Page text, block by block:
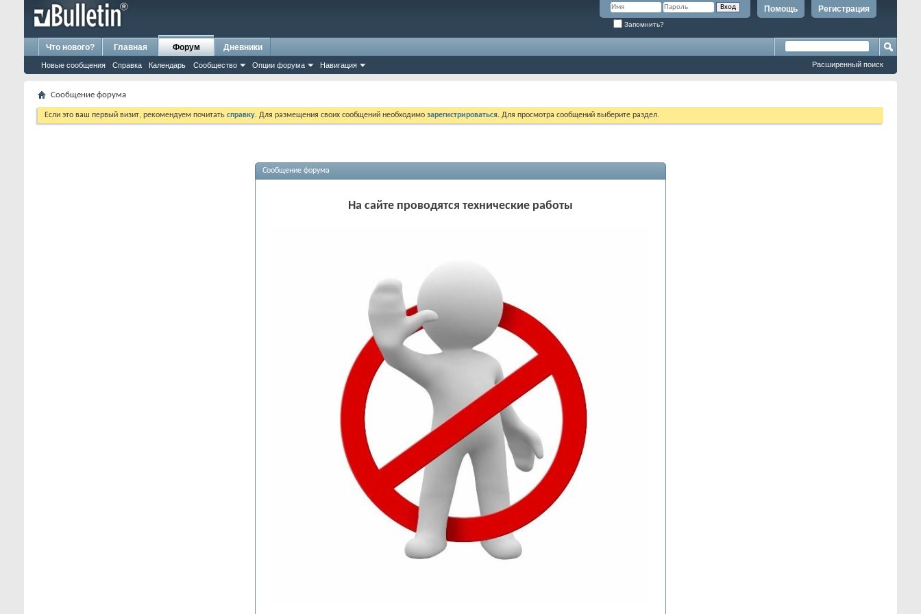
Регистрация
Помощь
Запомнить?
Что нового? Главная Форум
Новые сообщения Справка Календарь Сообщество Опции форума Навигация
Дневники
Расширенный поиск
Сообщение форума
Если это ваш первый визит, рекомендуем почитать справку. Для размещения своих сообщений необходимо зарегистрироваться. Для просмотра сообщений выберите раздел.
Сообщение форума
На сайте проводятся технические работы